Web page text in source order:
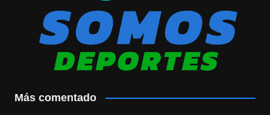
Más comentado